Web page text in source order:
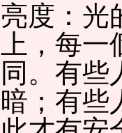
亮度：光
上，每
同。有些
暗；有些